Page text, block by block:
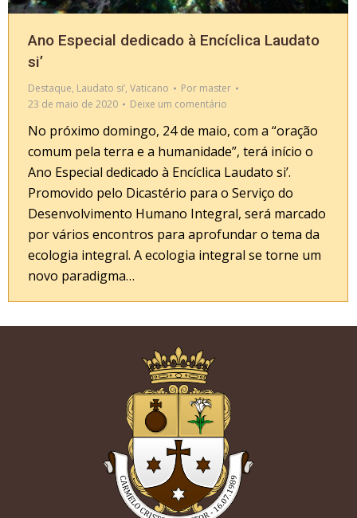
Ano Especial dedicado à Encíclica Laudato
si’
Destaque, Laudato si’, Vaticano Por master
23 de maio de 2020
Deixe um comentário
No próximo domingo, 24 de maio, com a “oração
comum pela terra e a humanidade”, terá início o
Ano Especial dedicado à Encíclica Laudato si’.
Promovido pelo Dicastério para o Serviço do
Desenvolvimento Humano Integral, será marcado
por vários encontros para aprofundar o tema da
ecologia integral. A ecologia integral se torne um
novo paradigma…